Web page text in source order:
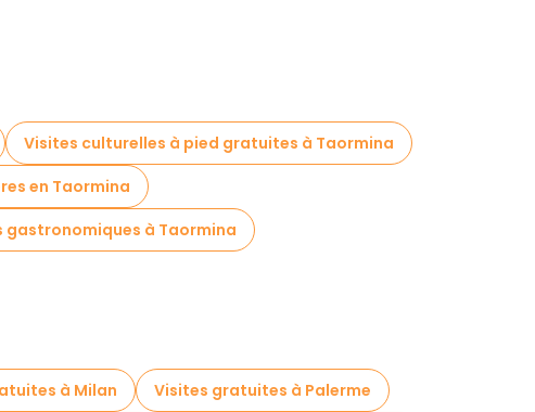
Visites culturelles à pied gratuites à Taormina
en Taormina
gastronomiques à Taormina
à Milan
Visites gratuites à Palerme